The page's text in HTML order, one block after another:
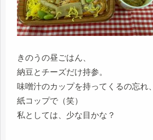
きのうの昼ごはん、
納豆とチーズだけ持参。
味噌汁のカップを持ってくるの忘れ、
紙コップで（笑）
私としては、少な目かな？